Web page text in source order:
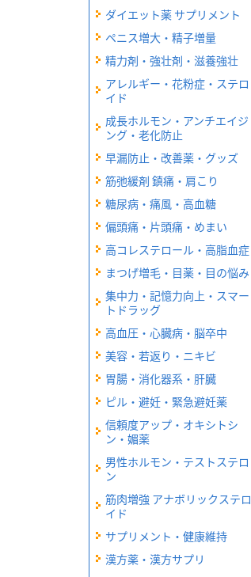
ダイエット薬 サプリメント
ペニス増大・精子増量
精力剤・強壮剤・滋養強壮
アレルギー・花粉症・ステロ
イド
成長ホルモン・アンチエイジ
ング・老化防止
早漏防止・改善薬・グッズ
筋弛緩剤 鎮痛・肩こり
糖尿病・痛風・高血糖
偏頭痛・片頭痛・めまい
高コレステロール・高脂血症
まつげ増毛・目薬・目の悩み
集中力・記憶力向上・スマー
トドラッグ
高血圧・心臓病・脳卒中
美容・若返り・ニキビ
胃腸・消化器系・肝臓
ピル・避妊・緊急避妊薬
信頼度アップ・オキシトシ
ン・媚薬
男性ホルモン・テストステロ
ン
筋肉増強 アナボリックステロ
イド
サプリメント・健康維持
漢方薬・漢方サプリ